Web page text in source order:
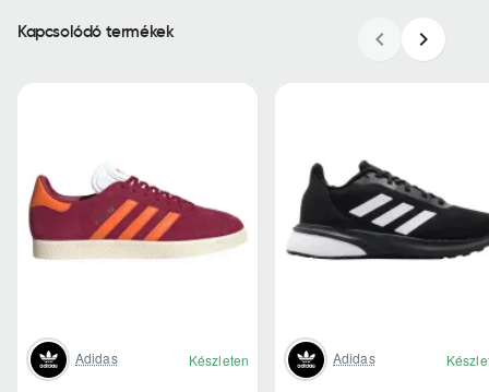
Kapcsolódó termékek
Adidas Készleten Adidas